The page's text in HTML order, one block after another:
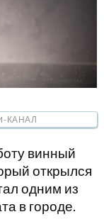
КАНАЛ
винный
открылся
одним из
в городе.